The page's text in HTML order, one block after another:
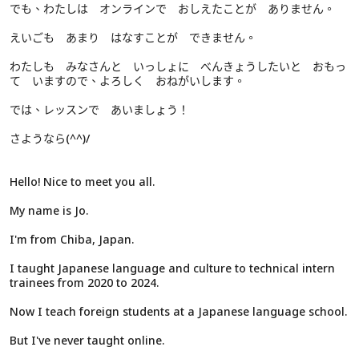
でも、わたしは オンラインで おしえたことが ありません。
えいごも あまり はなすことが できません。
わたしも みなさんと いっしょに べんきょうしたいと おもっ
て いますので、よろしく おねがいします。
では、レッスンで あいましょう！
さようなら(^^)/
Hello! Nice to meet you all.
My name is Jo.
I'm from Chiba, Japan.
I taught Japanese language and culture to technical intern
trainees from 2020 to 2024.
Now I teach foreign students at a Japanese language school.
But I've never taught online.